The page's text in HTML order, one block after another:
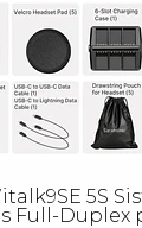
5S
Full-Duplex